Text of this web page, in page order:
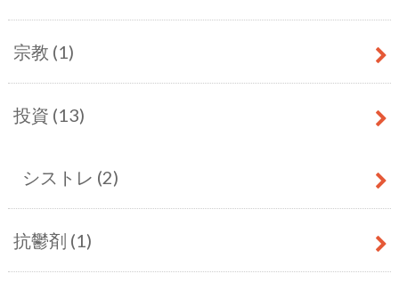
宗教 (1)
投資 (13)
シストレ (2)
抗鬱剤 (1)